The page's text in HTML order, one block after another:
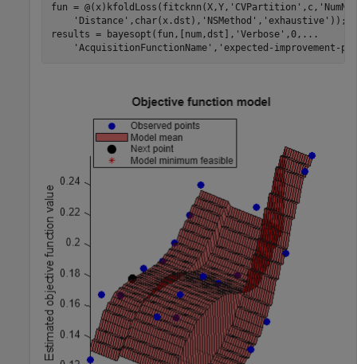
fun = @(x)kfoldLoss(fitcknn(X,Y, 'CVPartition' ,c,
'Distance' ,char(x.dst), 'NSMethod' , 'exhaustive' ));
results = bayesopt(fun,[num,dst], 'Verbose' ,0, ...
'AcquisitionFunctionName' , 'expected-improvement-